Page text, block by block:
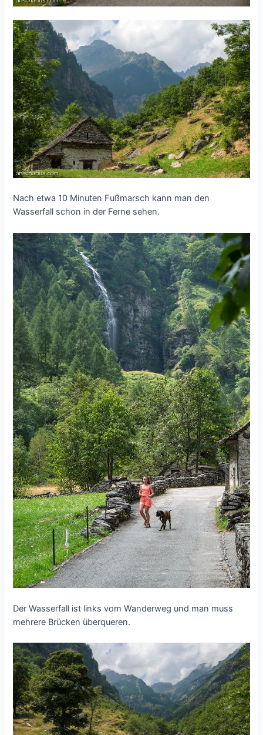
Nach etwa 10 Minuten Fußmarsch kann man den
Wasserfall schon in der Ferne sehen.
Der Wasserfall ist links vom Wanderweg und man muss
mehrere Brücken überqueren.